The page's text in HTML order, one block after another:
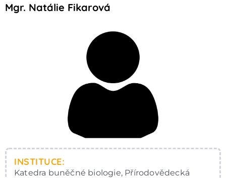
Mgr. Natálie Fikarová
INSTITUCE:
Katedra buněčné biologie, Přírodovědecká